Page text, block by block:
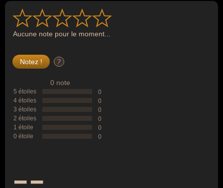
Aucune note pour le moment...
?
0 note
5 étoiles
0
4 étoiles
0
3 étoiles
0
2 étoiles
0
1 étoile
0
0 étoile
0
--